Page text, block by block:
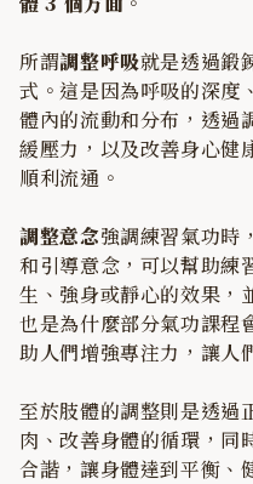
所謂調整呼吸就是透過鍛
式。這是因為呼吸的深度
體內的流動和分布，透過
緩壓力，以及改善身心健
順利流通。
調整意念強調練習氣功時
和引導意念，可以幫助練
生、強身或靜心的效果，
也是為什麼部分氣功課程
助人們增強專注力，讓人
至於肢體的調整則是透過
肉、改善身體的循環，同
合諧，讓身體達到平衡、